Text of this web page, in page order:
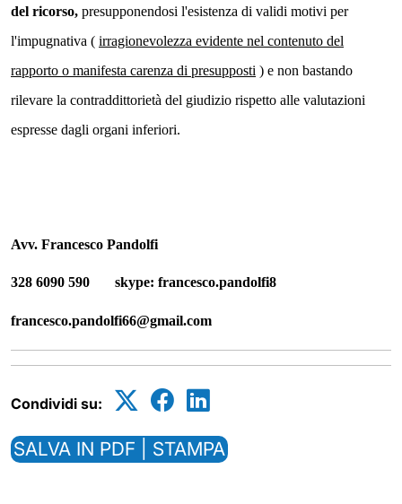
del ricorso, presupponendosi l'esistenza di validi motivi per
l'impugnativa ( irragionevolezza evidente nel contenuto del
rapporto o manifesta carenza di presupposti ) e non bastando
rilevare la contraddittorietà del giudizio rispetto alle valutazioni
espresse dagli organi inferiori.
Avv. Francesco Pandolfi
328 6090 590 skype: francesco.pandolfi8
francesco.pandolfi66@gmail.com
Condividi su:
SALVA IN PDF | STAMPA